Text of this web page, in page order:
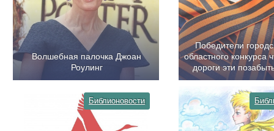
Волшебная палочка Джоан
Роулинг
Победители
областного конкурса
дороги эти
Библионовости